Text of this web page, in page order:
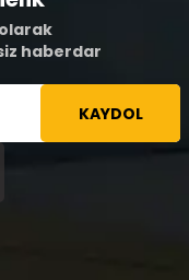
haberdar
KAYDOL